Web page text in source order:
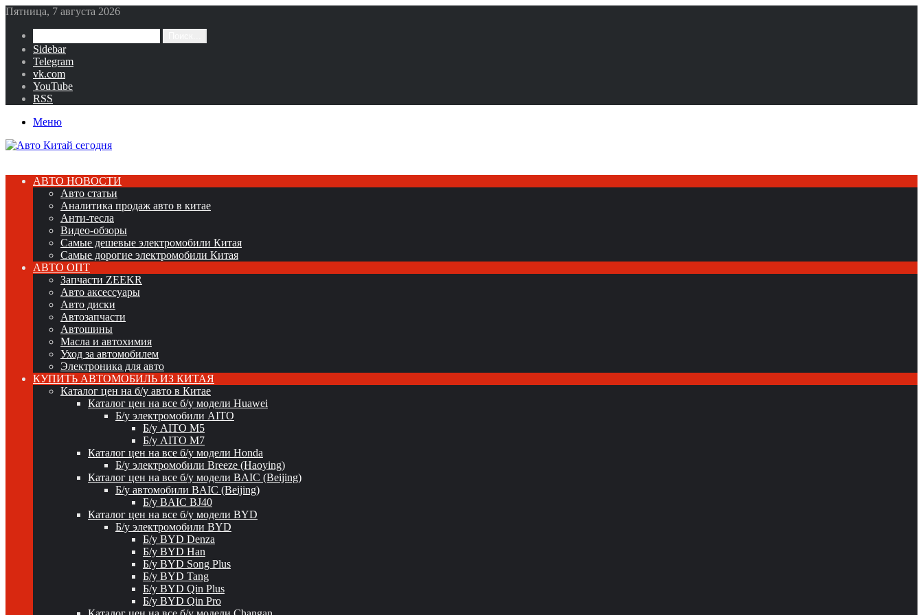
Пятница, 7 августа 2026
Sidebar
Telegram
vk.com
YouTube
RSS
Меню
АВТО НОВОСТИ
Авто статьи
Аналитика продаж авто в китае
Анти-тесла
Видео-обзоры
Самые дешевые электромобили Китая
Самые дорогие электромобили Китая
АВТО ОПТ
Запчасти ZEEKR
Авто аксессуары
Авто диски
Автозапчасти
Автошины
Масла и автохимия
Уход за автомобилем
Электроника для авто
КУПИТЬ АВТОМОБИЛЬ ИЗ КИТАЯ
Каталог цен на б/у авто в Китае
Каталог цен на все б/у модели Huawei
Б/у электромобили AITO
Б/у AITO M5
Б/у AITO M7
Каталог цен на все б/у модели Honda
Б/у электромобили Breeze (Haoying)
Каталог цен на все б/у модели BAIC (Beijing)
Б/у автомобили BAIC (Beijing)
Б/у BAIC BJ40
Каталог цен на все б/у модели BYD
Б/у электромобили BYD
Б/у BYD Denza
Б/у BYD Han
Б/у BYD Song Plus
Б/у BYD Tang
Б/у BYD Qin Plus
Б/у BYD Qin Pro